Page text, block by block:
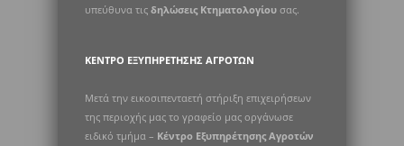
υπεύθυνα τις δηλώσεις Κτηματολογίου σας.
ΚΈΝΤΡΟ ΕΞΥΠΗΡΈΤΗΣΗΣ ΑΓΡΟΤΏΝ
Μετά την εικοσιπενταετή στήριξη επιχειρήσεων
της περιοχής μας το γραφείο μας οργάνωσε
ειδικό τμήμα – Κέντρο Εξυπηρέτησης Αγροτών